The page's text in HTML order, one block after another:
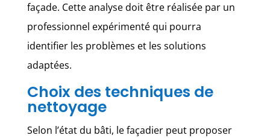
façade. Cette analyse doit être réalisée par un
professionnel expérimenté qui pourra
identifier les problèmes et les solutions
adaptées.
Choix des techniques de
nettoyage
Selon l’état du bâti, le façadier peut proposer